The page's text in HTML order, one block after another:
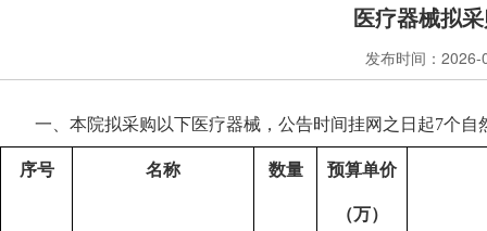
医疗器械拟
发布时间：
一、 本院拟采购 以下医疗器械 ，公告时间挂网之日起7个自
序号 名称 数量 预算单价
（万）